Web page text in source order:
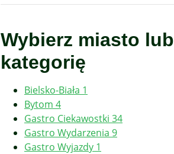
Wybierz miasto lub
kategorię
Bielsko-Biała 1
Bytom 4
Gastro Ciekawostki 34
Gastro Wydarzenia 9
Gastro Wyjazdy 1